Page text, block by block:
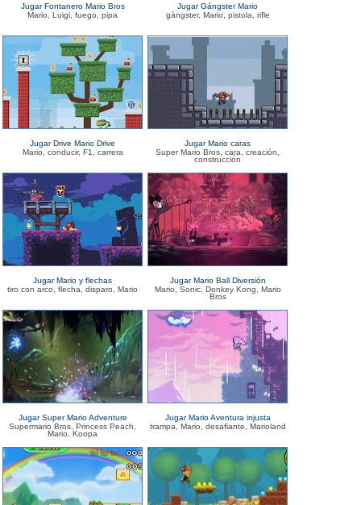
Jugar Fontanero Mario Bros
Mario, Luigi, fuego, pipa
Jugar Gángster Mario
gángster, Mario, pistola, rifle
Jugar Drive Mario Drive
Mario, conducir, F1, carrera
Jugar Mario caras
Super Mario Bros, cara, creación,
construcción
Jugar Mario y flechas
tiro con arco, flecha, disparo, Mario
Jugar Mario Ball Diversión
Mario, Sonic, Donkey Kong, Mario
Bros
Jugar Super Mario Adventure
Supermario Bros, Princess Peach,
Mario, Koopa
Jugar Mario Aventura injusta
trampa, Mario, desafiante, Marioland